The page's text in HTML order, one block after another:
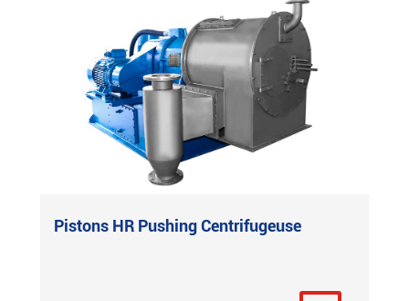
Pistons HR Pushing Centrifugeuse